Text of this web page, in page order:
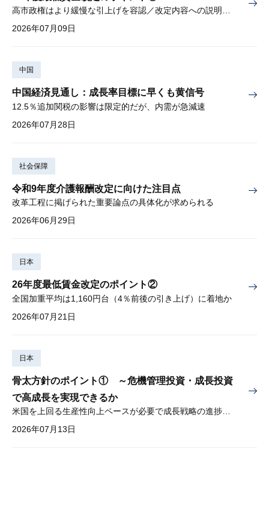
高市政権はより緩慢な引上げを容認／改定内容への説明責任が焦点
2026年07月09日
中国
中国経済見通し：成長率目標に早くも黄信号
12.5％追加関税の影響は限定的だが、内需が急減速
2026年07月28日
社会保障
令和9年度介護報酬改定に向けた注目点
改革工程に掲げられた重要論点の具体化が求められる
2026年06月29日
日本
26年度最低賃金改定のポイント②
全国加重平均は1,160円台（4％前後の引き上げ）に着地か
2026年07月21日
日本
骨太方針のポイント① ～危機管理投資・成長投資
で高成長を実現できるか
米国を上回る生産性向上ペースが必要で成長戦略の進捗管理も課題
2026年07月13日